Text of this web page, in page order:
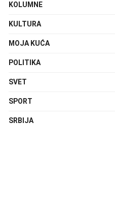
KOLUMNE
KULTURA
MOJA KUĆA
POLITIKA
SVET
SPORT
SRBIJA